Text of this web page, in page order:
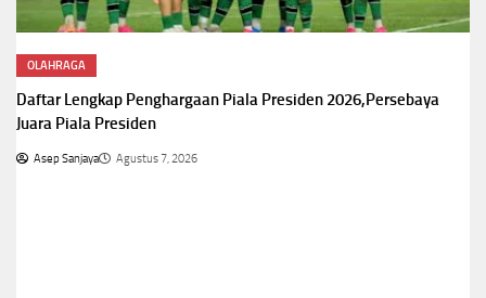
OLAHRAGA
Daftar Lengkap Penghargaan Piala Presiden 2026,Persebaya
Juara Piala Presiden
Asep Sanjaya Agustus 7, 2026